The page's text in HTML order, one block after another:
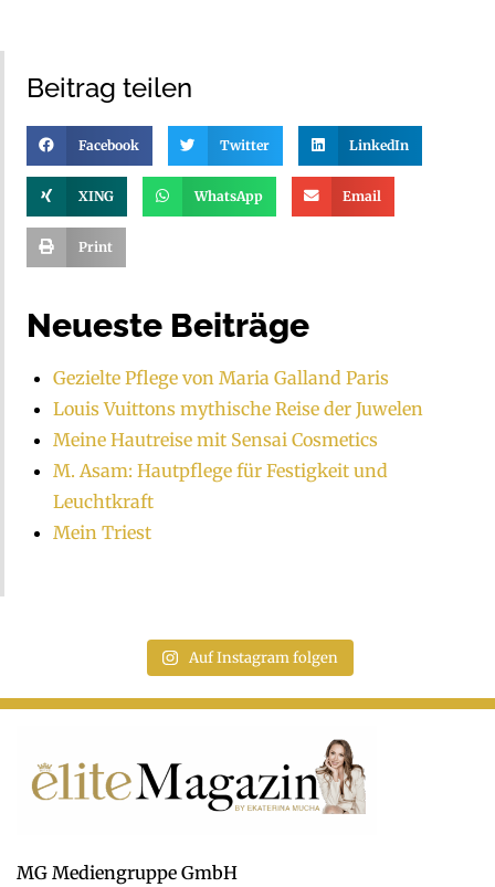
Beitrag teilen
Facebook Twitter LinkedIn
XING WhatsApp Email
Print
Neueste Beiträge
Gezielte Pflege von Maria Galland Paris
Louis Vuittons mythische Reise der Juwelen
Meine Hautreise mit Sensai Cosmetics
M. Asam: Hautpflege für Festigkeit und
Leuchtkraft
Mein Triest
Auf Instagram folgen
MG Mediengruppe GmbH